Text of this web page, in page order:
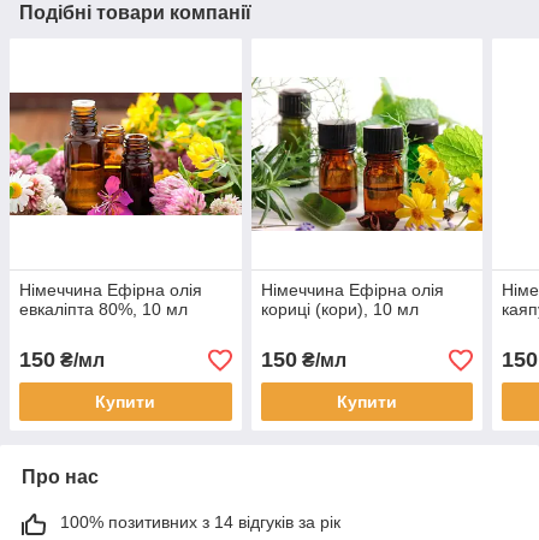
Подібні товари компанії
Німеччина Ефірна олія
евкаліпта 80%, 10 мл
150 ₴/мл
Купити
Німеччина Ефірна олія
кориці (кори), 10 мл
150₴/мл
Купити
150
Про нас
100% позитивних з 14 відгуків за рік